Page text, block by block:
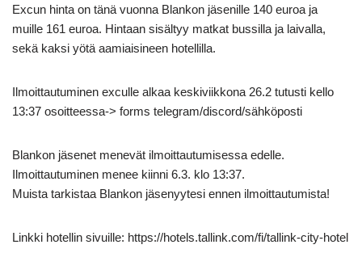
Excun hinta on tänä vuonna Blankon jäsenille 140 euroa ja
muille 161 euroa. Hintaan sisältyy matkat bussilla ja laivalla,
sekä kaksi yötä aamiaisineen hotellilla.
Ilmoittautuminen exculle alkaa keskiviikkona 26.2 tutusti kello
13:37 osoitteessa-> forms telegram/discord/sähköposti
Blankon jäsenet menevät ilmoittautumisessa edelle.
Ilmoittautuminen menee kiinni 6.3. klo 13:37.
Muista tarkistaa Blankon jäsenyytesi ennen ilmoittautumista!
Linkki hotellin sivuille: https://hotels.tallink.com/fi/tallink-city-hotel